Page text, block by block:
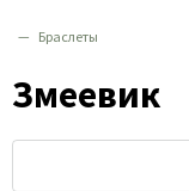
Браслеты
Змеевик